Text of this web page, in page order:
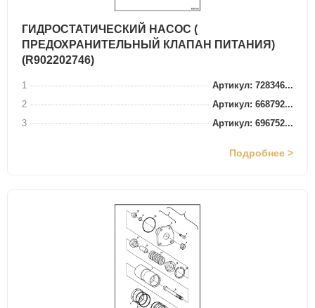
ГИДРОСТАТИЧЕСКИЙ НАСОС (
ПРЕДОХРАНИТЕЛЬНЫЙ КЛАПАН ПИТАНИЯ)
(R902202746)
1
Артикул: 728346...
2
Артикул: 668792...
3
Артикул: 696752...
Подробнее >